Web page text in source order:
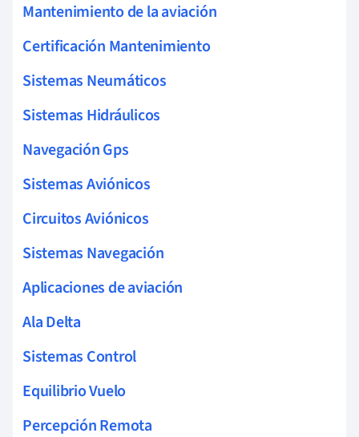
Mantenimiento de la aviación
Certificación Mantenimiento
Sistemas Neumáticos
Sistemas Hidráulicos
Navegación Gps
Sistemas Aviónicos
Circuitos Aviónicos
Sistemas Navegación
Aplicaciones de aviación
Ala Delta
Sistemas Control
Equilibrio Vuelo
Percepción Remota